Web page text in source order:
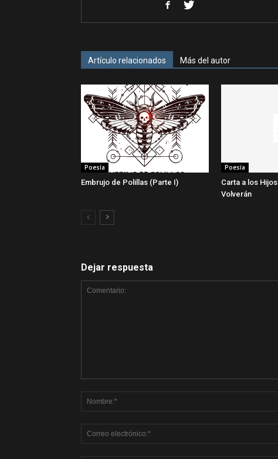
Artículo relacionados Más del autor
Poesía
Embrujo de Polillas (Parte I)
Poesía
Carta a los
Volverán
Dejar respuesta